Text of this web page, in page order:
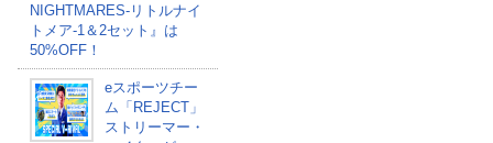
NIGHTMARES-リトルナイ
トメア-1＆2セット』は
50%OFF！
eスポーツチー
ム「REJECT」
ストリーマー・